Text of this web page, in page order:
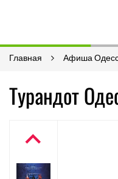
Главная Афиша
Турандот